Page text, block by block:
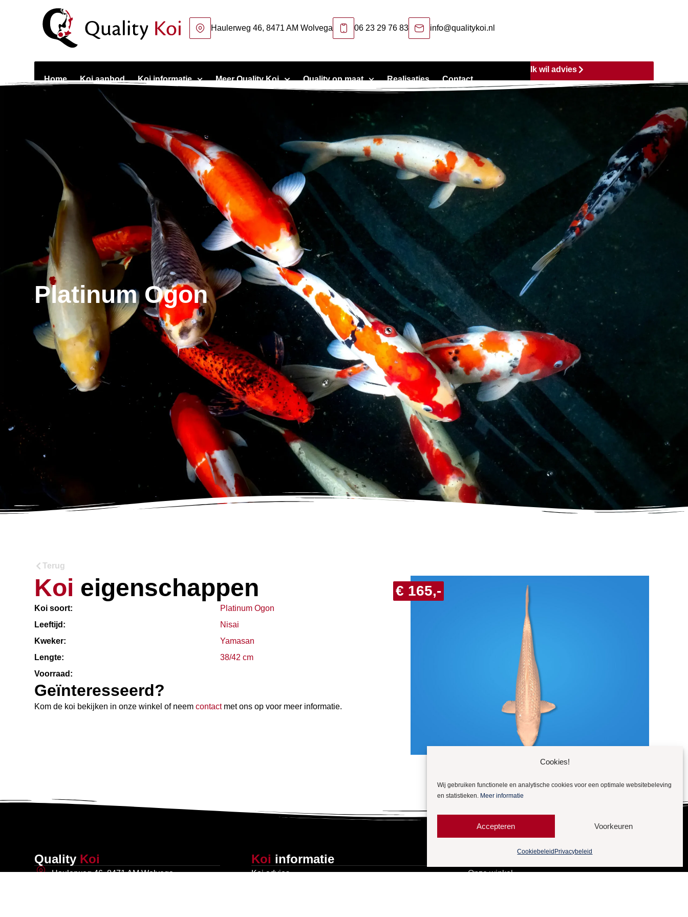
Cookies!
Wij gebruiken functionele en analytische cookies voor een optimale websitebeleving
en statistieken. Meer informatie
Accepteren Voorkeuren
Cookiebeleid Privacybeleid
Haulerweg 46, 8471 AM Wolvega 06 23 29 76 83 info@qualitykoi.nl
Home Koi aanbod Koi informatie Meer Quality Koi Quality op maat Realisaties Contact
Ik wil advies
Platinum Ogon
Terug
Koi eigenschappen
Koi soort:
Leeftijd:
Kweker:
Lengte:
Voorraad:
Platinum Ogon
Nisai
Yamasan
38/42 cm
Geïnteresseerd?
Kom de koi bekijken in onze winkel of neemcontactmet ons op voor meer informatie.
€ 165,-
Quality Koi
Haulerweg 46, 8471 AM Wolvega
Koi informatie
Koi advies
Meer QualityKoi
Onze winkel